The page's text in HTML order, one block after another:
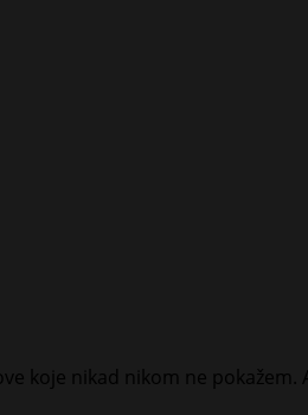
koje nikad nikom ne pokažem.